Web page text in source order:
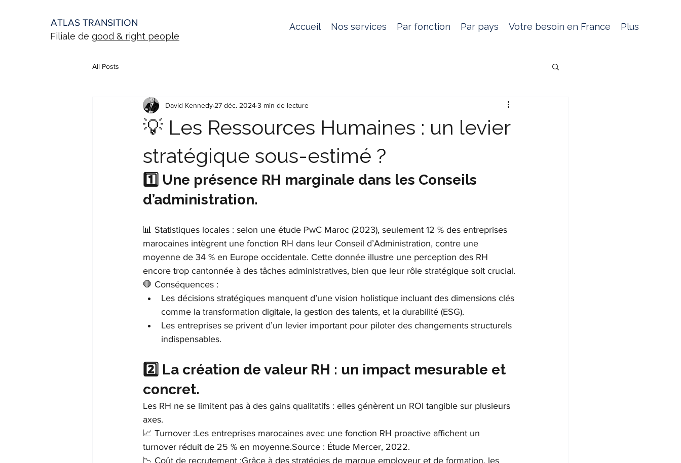
ATLAS TRANSITION Accueil Nos services Par fonction Par pays Votre besoin en France
Plus
Filiale de good & right people
All Posts
💡 Les Ressources Humaines : un levier
stratégique sous-estimé ?
David Kennedy 27 déc. 20243 min de lecture
1️⃣ Une présence RH marginale dans les Conseils
d’administration.
📊 Statistiques locales : selon une étude PwC Maroc (2023), seulement 12 % des entreprises
marocaines intègrent une fonction RH dans leur Conseil d’Administration, contre une
moyenne de 34 % en Europe occidentale. Cette donnée illustre une perception des RH
encore trop cantonnée à des tâches administratives, bien que leur rôle stratégique soit crucial.
🛑 Conséquences :
Les décisions stratégiques manquent d’une vision holistique incluant des dimensions clés
comme la transformation digitale, la gestion des talents, et la durabilité (ESG).
Les entreprises se privent d’un levier important pour piloter des changements structurels
indispensables.
2️⃣ La création de valeur RH : un impact mesurable et
concret.
Les RH ne se limitent pas à des gains qualitatifs : elles génèrent un ROI tangible sur plusieurs
axes.
📈 Turnover :Les entreprises marocaines avec une fonction RH proactive affichent un
turnover réduit de 25 % en moyenne.Source : Étude Mercer, 2022.
📉 Coût de recrutement :Grâce à des stratégies de marque employeur et de formation, les